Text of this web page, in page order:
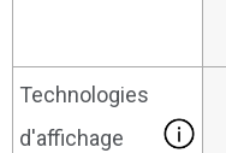
Technologies
d'affichage